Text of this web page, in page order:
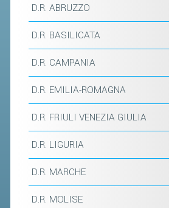
D.R. ABRUZZO
D.R. BASILICATA
D.R. CAMPANIA
D.R. EMILIA-ROMAGNA
D.R. FRIULI VENEZIA GIULIA
D.R. LIGURIA
D.R. MARCHE
D.R. MOLISE
SCHEDE ATLETI
VOLA CON NOI
COMMISSIONE
TESSERAMENTO